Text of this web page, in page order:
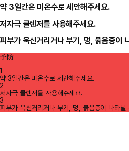
약 3일간은 미온수로 세안해주세요.
저자극 클렌저를 사용해주세요.
피부가 욱신거리거나 부기, 멍, 붉음증이
予防
1
약 3일간은 미온수로 세안해주세요.
2
저자극 클렌저를 사용해주세요.
3
피부가 욱신거리거나 부기, 멍, 붉음증이 나타날